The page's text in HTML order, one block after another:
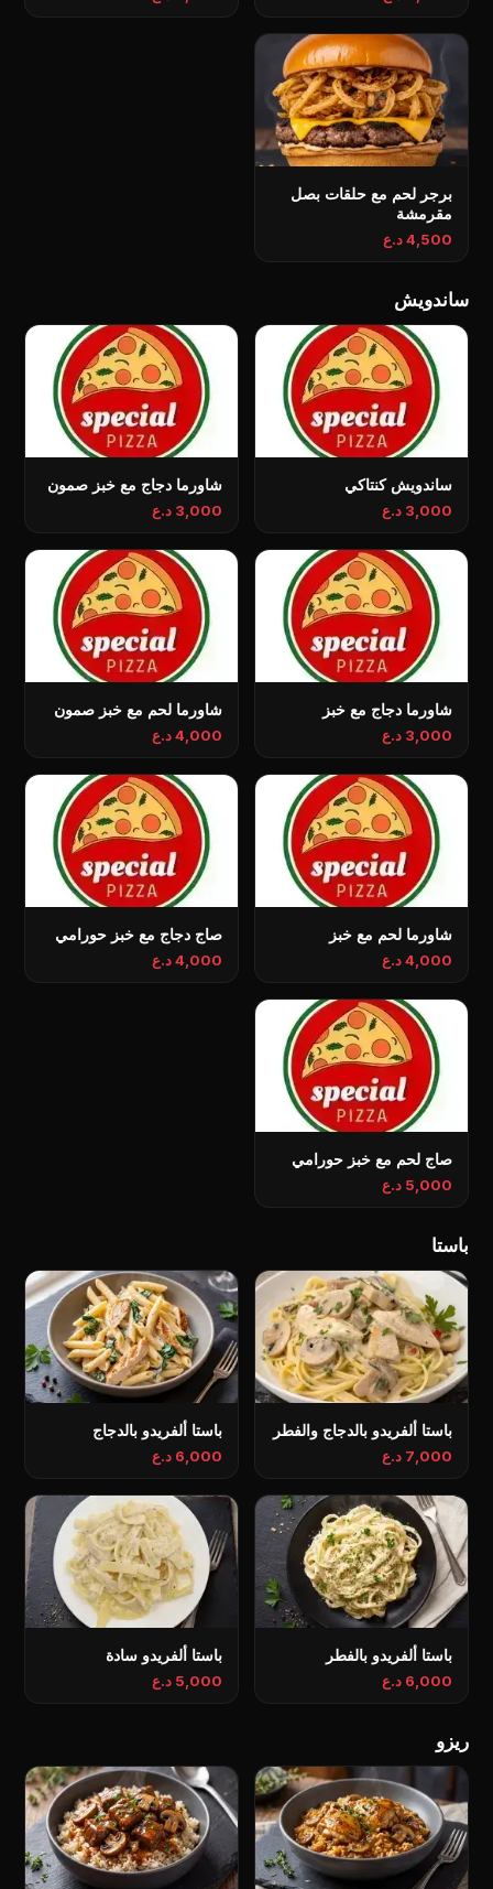
برجر لحم مع حلقات بصل
مقرمشة
4,500 د.ع
ساندويش
ساندويش كنتاكي
3,000 د.ع
شاورما دجاج مع خبز صمون
3,000 د.ع
شاورما دجاج مع خبز
3,000 د.ع
شاورما لحم مع خبز صمون
4,000 د.ع
شاورما لحم مع خبز
4,000 د.ع
صاج دجاج مع خبز حورامي
4,000 د.ع
صاج لحم مع خبز حورامي
5,000 د.ع
باستا
باستا ألفريدو بالدجاج والفطر
7,000 د.ع
باستا ألفريدو بالدجاج
6,000 د.ع
باستا ألفريدو بالفطر
6,000 د.ع
باستا ألفريدو سادة
5,000 د.ع
ریزو